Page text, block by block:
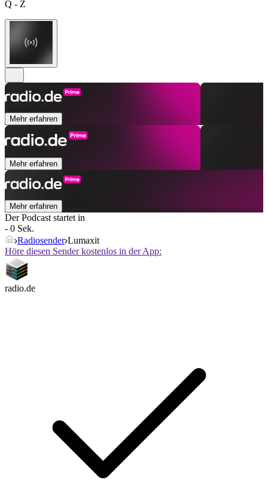
Q - Z
Mehr erfahren
Mehr erfahren
Mehr erfahren
Der Podcast startet in
- 0 Sek.
Radiosender Lumaxit
Höre diesen Sender kostenlos in der App:
radio.de